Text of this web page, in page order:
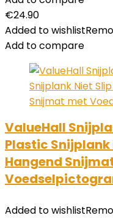
€24.90
Added to wishlist
Add to compare
ValueHall
Plastic
Hangend
Added to wishlist